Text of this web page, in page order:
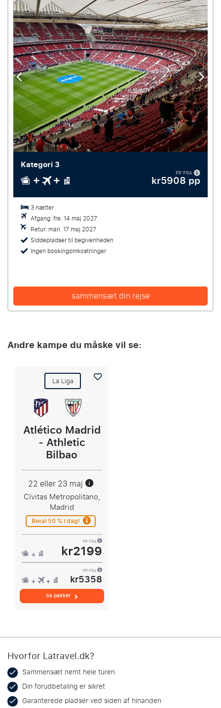
3 nætter
Afgang: fre. 14 maj 2027
Retur: man. 17 maj 2027
Siddepladser til begivenheden
Ingen bookingomkostninger
Kategori 3
PP FRA
kr5908 pp
sammensæt din rejse
Andre kampe du måske vil se:
La Liga
Atlético Madrid
- Athletic
Bilbao
22 eller 23 maj
Cívitas Metropolitano,
Madrid
Betal 50 % i dag!
PP FRA
kr2199
PP FRA
kr5358
Se pakker
Hvorfor Latravel.dk?
Sammensæt nemt hele turen
Din forudbetaling er sikret
Garanterede pladser ved siden af hinanden